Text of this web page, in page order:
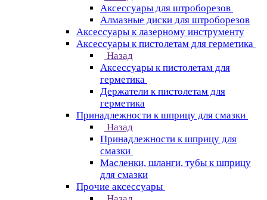
Аксессуары для штроборезов
Алмазные диски для штроборезов
Аксессуары к лазерному инструменту
Аксессуары к пистолетам для герметика
Назад
Аксессуары к пистолетам для
герметика
Держатели к пистолетам для
герметика
Принадлежности к шприцу для смазки
Назад
Принадлежности к шприцу для
смазки
Масленки, шланги, тубы к шприцу
для смазки
Прочие аксессуары